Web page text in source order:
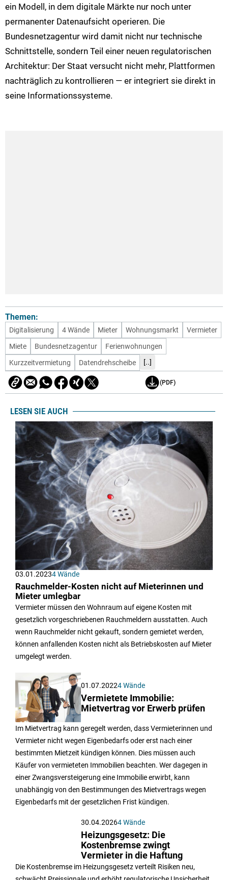
ein Modell, in dem digitale Märkte nur noch unter
permanenter Datenaufsicht operieren. Die
Bundesnetzagentur wird damit nicht nur technische
Schnittstelle, sondern Teil einer neuen regulatorischen
Architektur: Der Staat versucht nicht mehr, Plattformen
nachträglich zu kontrollieren — er integriert sie direkt in
seine Informationssysteme.
Themen:
Digitalisierung 4 Wände Mieter Wohnungsmarkt
Vermieter
Miete
Bundesnetzagentur
Ferienwohnungen
Kurzzeitvermietung
Datendrehscheibe [..]
(PDF)
LESEN SIE AUCH
03.01.20234 Wände
Rauchmelder-Kosten nicht auf Mieterinnen und
Mieter umlegbar
Vermieter müssen den Wohnraum auf eigene Kosten mit
gesetzlich vorgeschriebenen Rauchmeldern ausstatten. Auch
wenn Rauchmelder nicht gekauft, sondern gemietet werden,
können anfallenden Kosten nicht als Betriebskosten auf Mieter
umgelegt werden.
01.07.20224 Wände
Vermietete Immobilie:
Mietvertrag vor Erwerb prüfen
Im Mietvertrag kann geregelt werden, dass Vermieterinnen und
Vermieter nicht wegen Eigenbedarfs oder erst nach einer
bestimmten Mietzeit kündigen können. Dies müssen auch
Käufer von vermieteten Immobilien beachten. Wer dagegen in
einer Zwangsversteigerung eine Immobilie erwirbt, kann
unabhängig von den Bestimmungen des Mietvertrags wegen
Eigenbedarfs mit der gesetzlichen Frist kündigen.
30.04.20264 Wände
Heizungsgesetz: Die
Kostenbremse zwingt
Vermieter in die Haftung
Die Kostenbremse im Heizungsgesetz verteilt Risiken neu,